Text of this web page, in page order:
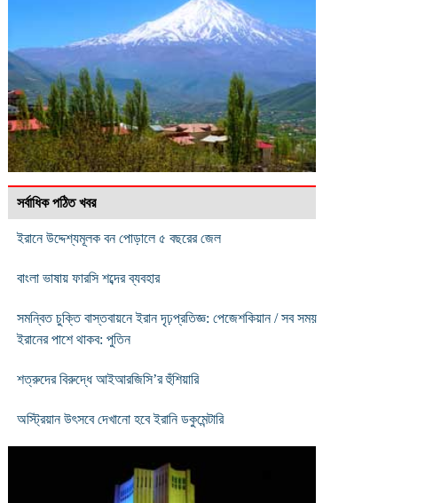
সর্বাধিক পঠিত খবর
ইরানে উদ্দেশ্যমূলক বন পোড়ালে ৫ বছরের জেল
বাংলা ভাষায় ফারসি শব্দের ব্যবহার
সমন্বিত চুক্তি বাস্তবায়নে ইরান দৃঢ়প্রতিজ্ঞ: পেজেশকিয়ান / সব সময়
ইরানের পাশে থাকব: পুতিন
শত্রুদের বিরুদ্ধে আইআরজিসি’র হুঁশিয়ারি
অস্ট্রিয়ান উৎসবে দেখানো হবে ইরানি ডকুমেন্টারি